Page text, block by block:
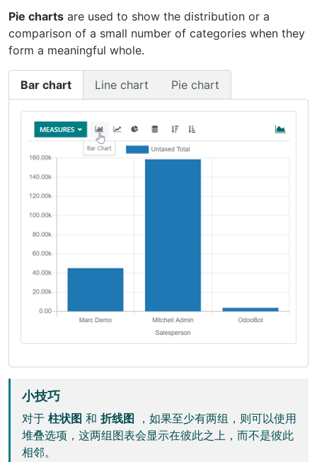
Pie charts are used to show the distribution or a
comparison of a small number of categories when they
form a meaningful whole.
Bar chart Line chart Pie chart
小技巧
对于 柱状图 和 折线图 ，如果至少有两组，则可以使用
堆叠选项，这两组图表会显示在彼此之上，而不是彼此
相邻。